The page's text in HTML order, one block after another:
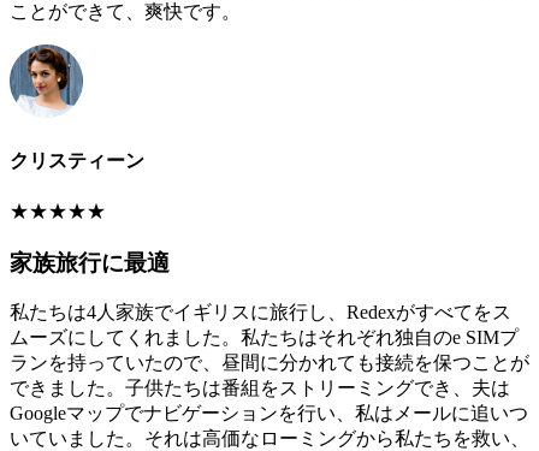
ことができて、爽快です。
クリスティーン
★★★★★
家族旅行に最適
私たちは4人家族でイギリスに旅行し、Redexがすべてをス
ムーズにしてくれました。私たちはそれぞれ独自のe SIMプ
ランを持っていたので、昼間に分かれても接続を保つことが
できました。子供たちは番組をストリーミングでき、夫は
Googleマップでナビゲーションを行い、私はメールに追いつ
いていました。それは高価なローミングから私たちを救い、